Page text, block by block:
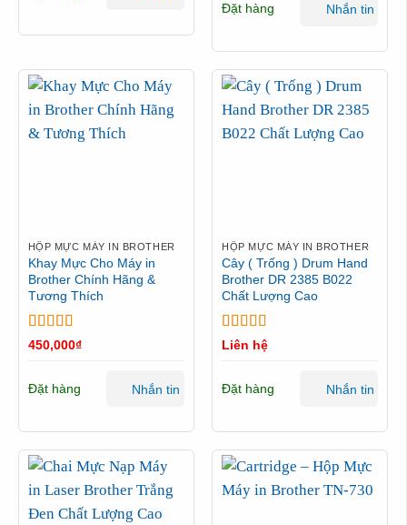
Đặt hàng Nhắn tin
HỘP MỰC MÁY IN BROTHER
Khay Mực Cho Máy in
Brother Chính Hãng &
Tương Thích
Được xếp
450,000₫
Đặt hàng Nhắn tin
HỘP MỰC MÁY IN BROTHER
Cây ( Trống ) Drum Hand
Brother DR 2385 B022
Chất Lượng Cao
Được xếp
Liên hệ
Đặt hàng Nhắn tin